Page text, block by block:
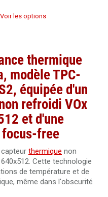
les options
thermique
modèle TPC-
équipée d'un
refroidi VOx
et d'une
free
thermique non
Cette technologie
de température et de
même dans l'obscurité